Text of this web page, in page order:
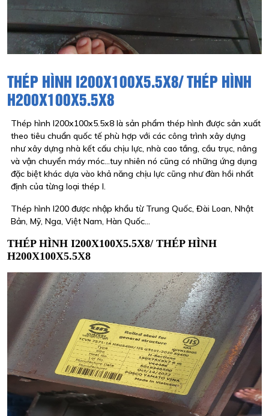
THÉP HÌNH I200X100X5.5X8/ THÉP HÌNH
H200X100X5.5X8
Thép hình I200x100x5.5x8 là sản phẩm thép hình được sản xuất
theo tiêu chuẩn quốc tế phù hợp với các công trình xây dựng
như xây dựng nhà kết cấu chịu lực, nhà cao tầng, cầu trục, nâng
và vận chuyển máy móc...tuy nhiên nó cũng có những ứng dụng
đặc biệt khác dựa vào khả năng chịu lực cũng như đàn hồi nhất
định của từng loại thép I.
Thép hình I200 được nhập khẩu từ Trung Quốc, Đài Loan, Nhật
Bản, Mỹ, Nga, Việt Nam, Hàn Quốc...
THÉP HÌNH I200X100X5.5X8/ THÉP HÌNH
H200X100X5.5X8